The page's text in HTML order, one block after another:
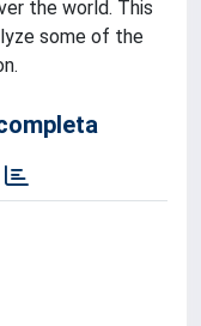
the world. This
some of the